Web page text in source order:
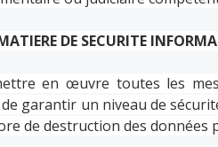
DE SECURITE
en œuvre toutes les
garantir un niveau de
de destruction des données